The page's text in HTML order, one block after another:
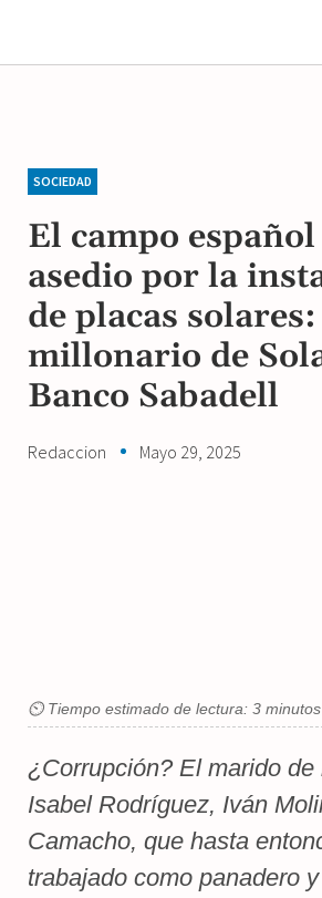
SOCIEDAD
El campo
asedio por la
de placas
millonario de
Banco Sabadell
Redaccion Mayo 29, 2025
⏲ Tiempo estimado de lectura: 3 minutos
¿Corrupción? El marido de
Isabel Rodríguez, Iván
Camacho, que hasta
trabajado como panadero